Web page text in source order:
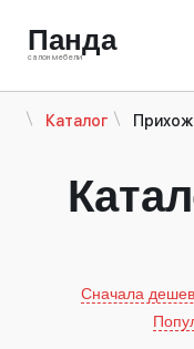
Панда
салон мебели
Каталог
Сначала